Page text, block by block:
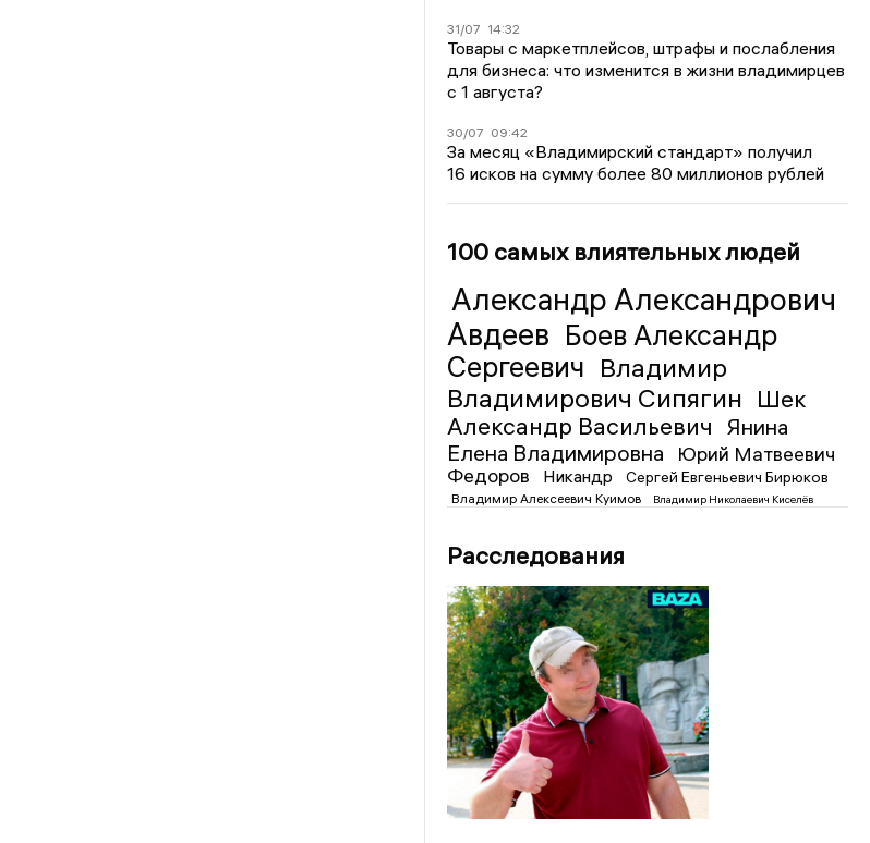
31/07 14:32
Товары с маркетплейсов, штрафы и послабления
для бизнеса: что изменится в жизни владимирцев
с 1 августа?
30/07 09:42
За месяц «Владимирский стандарт» получил
16 исков на сумму более 80 миллионов рублей
100 самых влиятельных людей
Александр Александрович
Авдеев Боев Александр
Сергеевич Владимир
Владимирович Сипягин Шек
Александр Васильевич
Янина
Елена Владимировна
Юрий Матвеевич
Федоров
Никандр Сергей Евгеньевич Бирюков
Владимир Алексеевич Куимов Владимир Николаевич Киселёв
Расследования